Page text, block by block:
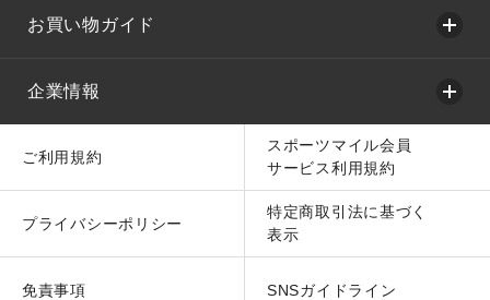
お買い物ガイド
企業情報
ご利用規約
スポーツマイル会員
サービス利用規約
プライバシーポリシー
特定商取引法に基づく
表示
免責事項 SNSガイドライン